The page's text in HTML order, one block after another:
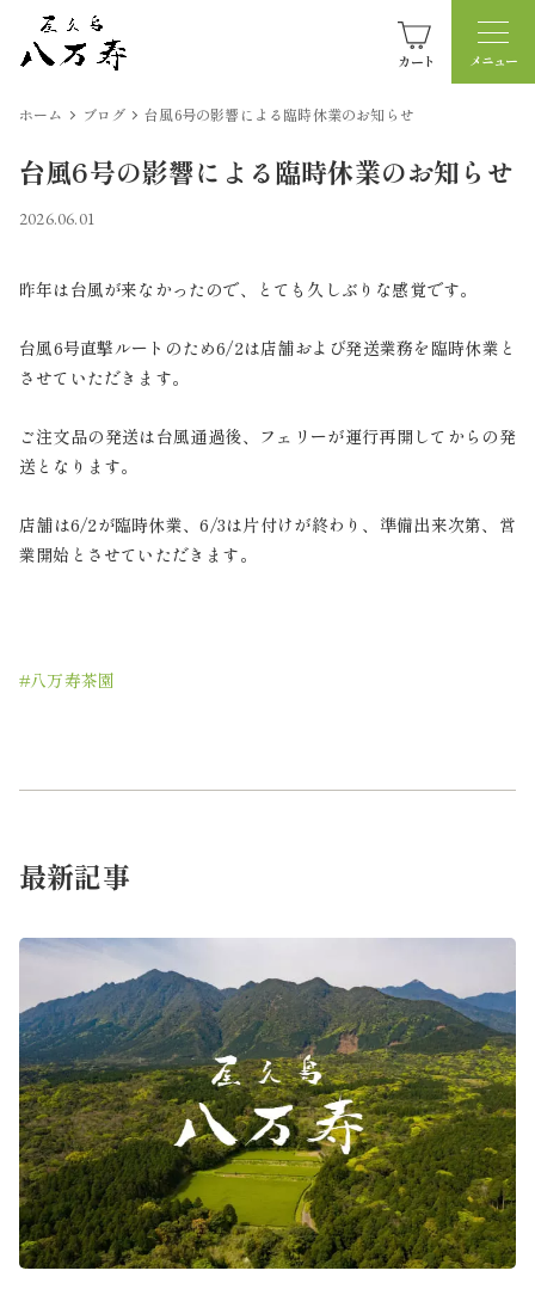
カート
ホーム ブログ 台風6号の影響による臨時休業のお知らせ
台風6号の影響による臨時休業のお知らせ
2026.06.01
昨年は台風が来なかったので、とても久しぶりな感覚です。
台風6号直撃ルートのため6/2は店舗および発送業務を臨時休業と
させていただきます。
ご注文品の発送は台風通過後、フェリーが運行再開してからの発
送となります。
店舗は6/2が臨時休業、6/3は片付けが終わり、準備出来次第、営
業開始とさせていただきます。
#八万寿茶園
最新記事